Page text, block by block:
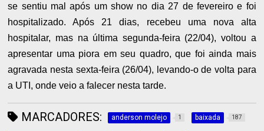
se sentiu mal após um show no dia 27 de fevereiro e foi
hospitalizado. Após 21 dias, recebeu uma nova alta
hospitalar, mas na última segunda-feira (22/04), voltou a
apresentar uma piora em seu quadro, que foi ainda mais
agravada nesta sexta-feira (26/04), levando-o de volta para
a UTI, onde veio a falecer nesta tarde.
MARCADORES: anderson molejo 1 baixada 187